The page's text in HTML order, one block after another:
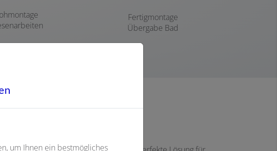
Fertigmontage
Übergabe Bad
um Ihnen ein bestmögliches